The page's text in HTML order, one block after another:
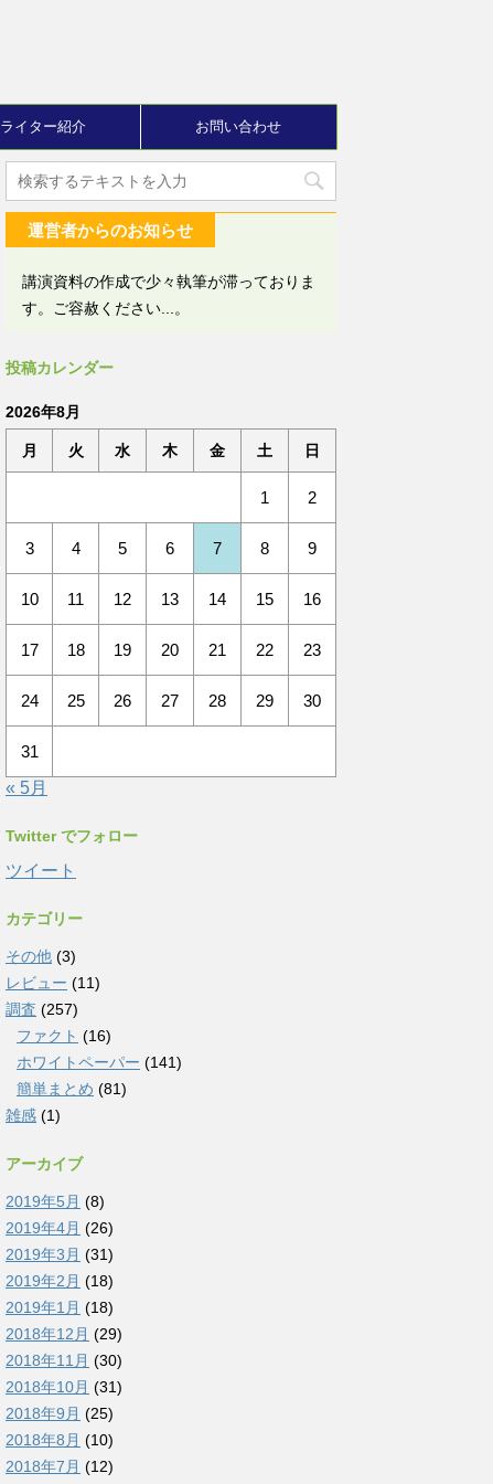
ライター紹介 お問い合わせ
運営者からのお知らせ
講演資料の作成で少々執筆が滞っておりま
す。ご容赦ください...。
投稿カレンダー
2026年8月
月 火 水 木 金 土 日
1 2
3 4 5 6 7 8 9
10 11 12 13 14 15 16
17 18 19 20 21 22 23
24 25 26 27 28 29 30
31
« 5月
Twitter でフォロー
ツイート
カテゴリー
その他 (3)
レビュー (11)
調査 (257)
ファクト (16)
ホワイトペーパー (141)
簡単まとめ (81)
雑感 (1)
アーカイブ
2019年5月 (8)
2019年4月 (26)
2019年3月 (31)
2019年2月 (18)
2019年1月 (18)
2018年12月 (29)
2018年11月 (30)
2018年10月 (31)
2018年9月 (25)
2018年8月 (10)
2018年7月 (12)